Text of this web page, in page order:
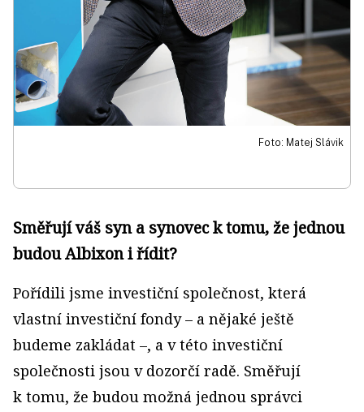
Foto: Matej Slávik
Směřují váš syn a synovec k tomu, že jednou
budou Albixon i řídit?
Pořídili jsme investiční společnost, která
vlastní investiční fondy – a nějaké ještě
budeme zakládat –, a v této investiční
společnosti jsou v dozorčí radě. Směřují
k tomu, že budou možná jednou správci